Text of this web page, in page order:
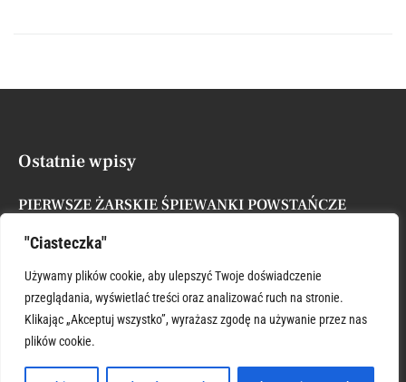
"Ciasteczka"
Używamy plików cookie, aby ulepszyć Twoje doświadczenie
przeglądania, wyświetlać treści oraz analizować ruch na stronie.
Klikając „Akceptuj wszystko”, wyrażasz zgodę na używanie przez nas
plików cookie.
Ostatnie wpisy
PIERWSZE ŻARSKIE ŚPIEWANKI POWSTAŃCZE
XVII NIEDZIELA ZWYKŁA
Posted byAdministrator 26 lipca, 2026
ŚWIĘTY KRZYSZTOFIE WSPIERAJ
Posted byAdministrator 26 lipca, 2026